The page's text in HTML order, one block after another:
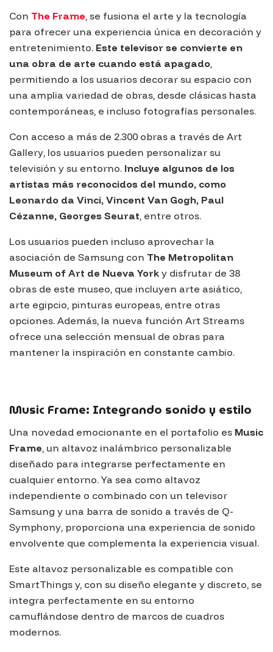
Con The Frame, se fusiona el arte y la tecnología
para ofrecer una experiencia única en decoración y
entretenimiento. Este televisor se convierte en
una obra de arte cuando está apagado,
permitiendo a los usuarios decorar su espacio con
una amplia variedad de obras, desde clásicas hasta
contemporáneas, e incluso fotografías personales.
Con acceso a más de 2.300 obras a través de Art
Gallery, los usuarios pueden personalizar su
televisión y su entorno. Incluye algunos de los
artistas más reconocidos del mundo, como
Leonardo da Vinci, Vincent Van Gogh, Paul
Cézanne, Georges Seurat, entre otros.
Los usuarios pueden incluso aprovechar la
asociación de Samsung con The Metropolitan
Museum of Art de Nueva York y disfrutar de 38
obras de este museo, que incluyen arte asiático,
arte egipcio, pinturas europeas, entre otras
opciones. Además, la nueva función Art Streams
ofrece una selección mensual de obras para
mantener la inspiración en constante cambio.
Music Frame: Integrando sonido y estilo
Una novedad emocionante en el portafolio es Music
Frame, un altavoz inalámbrico personalizable
diseñado para integrarse perfectamente en
cualquier entorno. Ya sea como altavoz
independiente o combinado con un televisor
Samsung y una barra de sonido a través de Q-
Symphony, proporciona una experiencia de sonido
envolvente que complementa la experiencia visual.
Este altavoz personalizable es compatible con
SmartThings y, con su diseño elegante y discreto, se
integra perfectamente en su entorno
camuflándose dentro de marcos de cuadros
modernos.